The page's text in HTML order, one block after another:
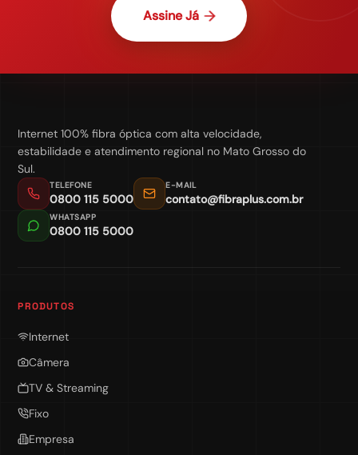
Assine Já
Internet 100% fibra óptica com alta velocidade,
estabilidade e atendimento regional no Mato Grosso do
Sul.
TELEFONE
0800 115 5000
E-MAIL
contato@fibraplus.com.br
WHATSAPP
0800 115 5000
PRODUTOS
Internet
Câmera
TV & Streaming
Fixo
Empresa